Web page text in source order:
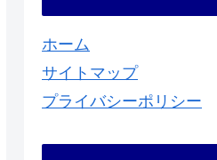
ホーム
サイトマップ
プライバシーポリシー